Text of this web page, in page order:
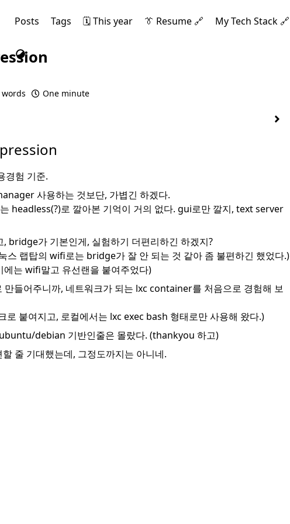
Posts Tags 🗓️ This year 👔 Resume 🔗 My Tech Stack 🔗
words One minute
경험 기준.
사용하는 것보단, 가볍긴 하겠다.
headless(?)로 깔아본 기억이 거의 없다. gui로만 깔지, text server
bridge가 기본인게, 실험하기 더편리하긴 하겠지?
스 랩탑의 wifi로는 bridge가 잘 안 되는 것 같아 좀 불편하긴 했었다.)
는 wifi말고 유선랜을 붙여주었다)
들어주니까, 네트워크가 되는 lxc container를 처음으로 경험해 보
로 붙여지고, 로컬에서는 lxc exec bash 형태로만 사용해 왔다.)
debian 기반인줄은 몰랐다. (thankyou 하고)
줄 기대했는데, 그정도까지는 아니네.